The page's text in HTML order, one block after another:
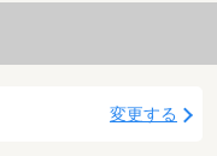
変更する